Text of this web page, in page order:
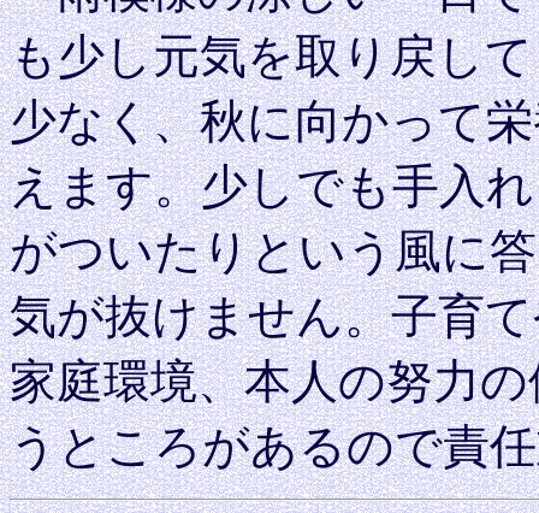
も少し元気を取り戻し
少なく、秋に向かって
えます。少しでも手入
がついたりという風に
気が抜けません。子育
家庭環境、本人の努力
うところがあるので責